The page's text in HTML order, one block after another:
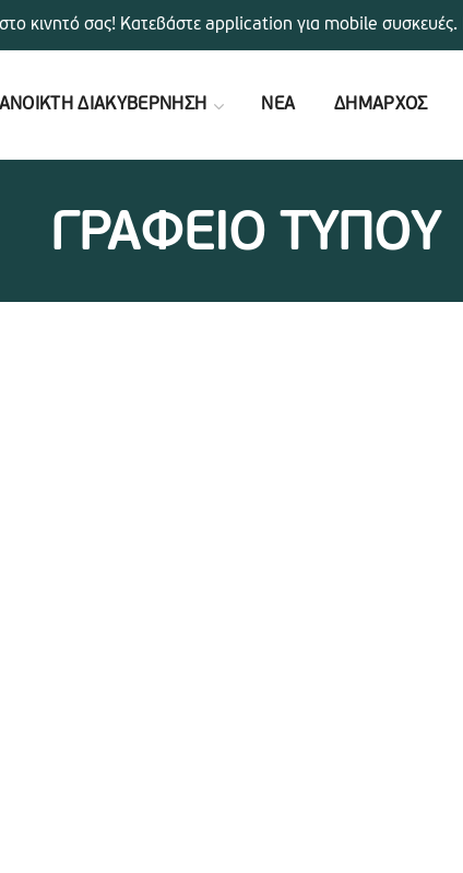
ΑΝΟΙΚΤΗ ΔΙΑΚΥΒΕΡΝΗΣΗ ΝΕΑ ΔΗΜΑΡΧΟΣ
ΓΡΑΦΕΙΟ ΤΥΠΟΥ
κινητό σας! Κατεβάστε application για mobile συσκευές.